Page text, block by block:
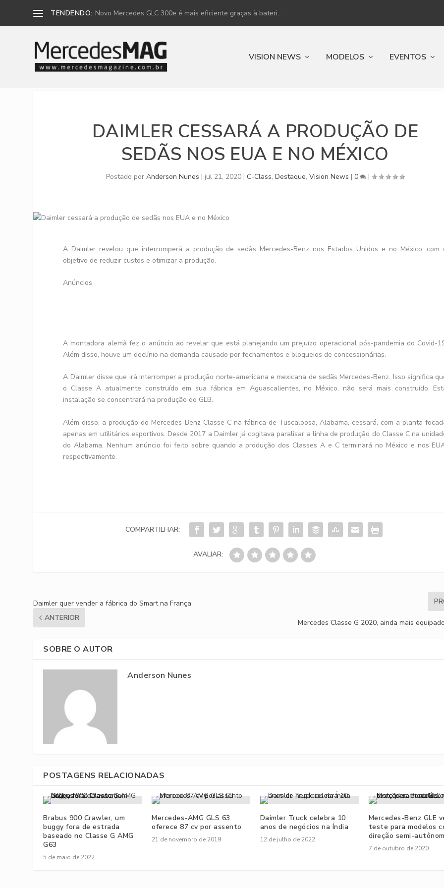
TENDENDO: Novo Mercedes GLC 300e é mais eficiente graças à bateri...
VISION NEWS MODELOS EVENTOS
DAIMLER CESSARÁ A PRODUÇÃO DE
SEDÃS NOS EUA E NO MÉXICO
Postado por Anderson Nunes | jul 21, 2020| C-Class, Destaque, Vision News | 0 |
A Daimler revelou que interromperá a produção de sedãs Mercedes-Benz nos Estados Unidos e no México, com
objetivo de reduzir custos e otimizar a produção.
Anúncios
A montadora alemã fez o anúncio ao revelar que está planejando um prejuízo operacional pós-pandemia do Covid-
Além disso, houve um declínio na demanda causado por fechamentos e bloqueios de concessionárias.
A Daimler disse que irá interromper a produção norte-americana e mexicana de sedãs Mercedes-Benz. Isso significa
o Classe A atualmente construído em sua fábrica em Aguascalientes, no México, não será mais construído.
instalação se concentrará na produção do GLB.
Além disso, a produção do Mercedes-Benz Classe C na fábrica de Tuscaloosa, Alabama, cessará, com a planta
apenas em utilitários esportivos. Desde 2017 a Daimler já cogitava paralisar a linha de produção do Classe C na
do Alabama. Nenhum anúncio foi feito sobre quando a produção dos Classes A e C terminará no México e nos
respectivamente.
COMPARTILHAR:
AVALIAR:
Daimler quer vender a fábrica do Smart na França
ANTERIOR
Mercedes Classe G 2020, ainda mais
SOBRE O AUTOR
Anderson Nunes
POSTAGENS RELACIONADAS
Brabus 900 Crawler, um
buggy fora de estrada
baseado no Classe G AMG
G63
5 de maio de 2022
Mercedes-AMG GLS 63
oferece 87 cv por assento
21 de novembro de 2019
Daimler Truck celebra 10
anos de negócios na Índia
12 de julho de 2022
Mercedes-Benz GLE
teste para modelos
direção semi-
7 de outubro de 2020